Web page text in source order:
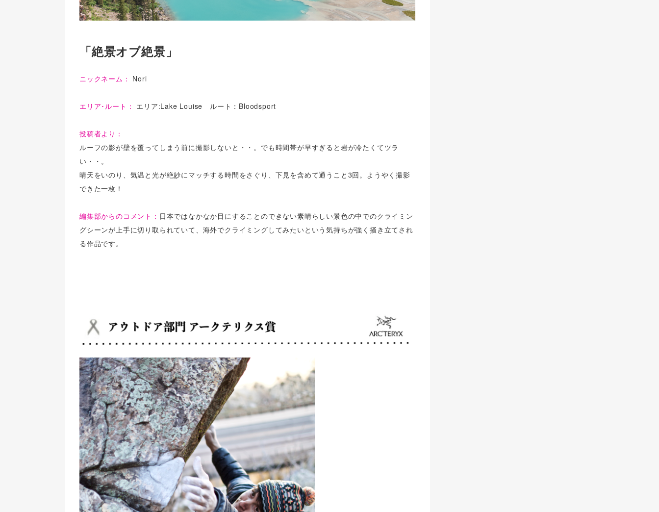
「絶景オブ絶景」
ニックネーム： Nori
エリア･ルート： エリア:Lake Louise ルート：Bloodsport
投稿者より：
ルーフの影が壁を覆ってしまう前に撮影しないと・・。でも時間帯が早すぎると岩が冷たくてツラ
い・・。
晴天をいのり、気温と光が絶妙にマッチする時間をさぐり、下見を含めて通うこと3回。ようやく撮影
できた一枚！
編集部からのコメント： 日本ではなかなか目にすることのできない素晴らしい景色の中でのクライミン
グシーンが上手に切り取られていて、海外でクライミングしてみたいという気持ちが強く掻き立てされ
る作品です。